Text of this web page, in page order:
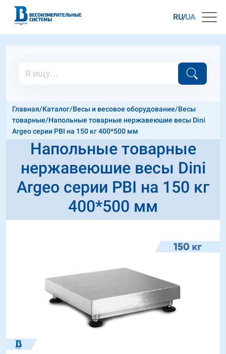
RU UA
Главная/Каталог/Весы и весовое оборудование/Весы
товарные/Напольные товарные нержавеюшие весы Dini
Argeo серии PBI на 150 кг 400*500 мм
Напольные товарные
нержавеюшие весы Dini
Argeo серии PBI на 150 кг
400*500 мм